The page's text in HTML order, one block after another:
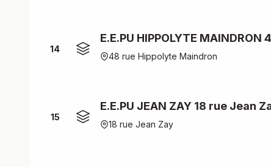
14
E.E.PU HIPPOLYTE
48 rue Hippolyte Maindron
15
E.E.PU JEAN ZAY 18 rue Jean
18 rue Jean Zay